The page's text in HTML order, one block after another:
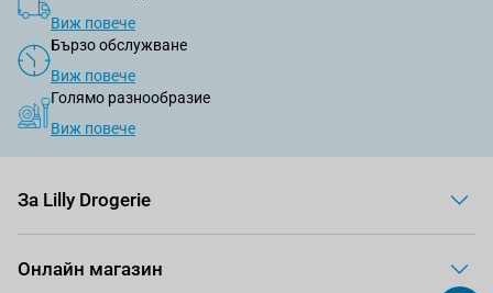
Виж повече
Бързо обслужване
Виж повече
Голямо разнообразие
Виж повече
За Lilly Drogerie
Онлайн магазин